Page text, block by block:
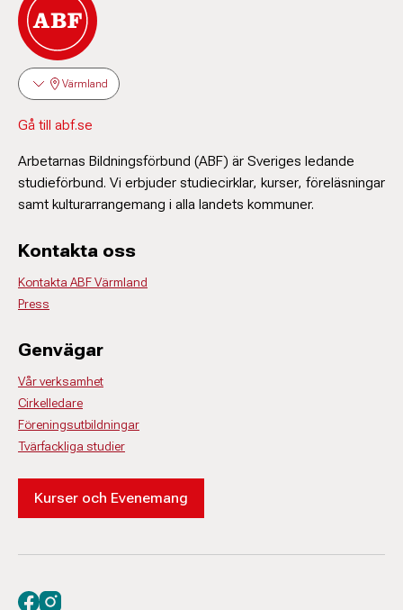
Värmland
Gå till abf.se
Arbetarnas Bildningsförbund (ABF) är Sveriges ledande
studieförbund. Vi erbjuder studiecirklar, kurser, föreläsningar
samt kulturarrangemang i alla landets kommuner.
Kontakta oss
Kontakta ABF Värmland
Press
Genvägar
Vår verksamhet
Cirkelledare
Föreningsutbildningar
Tvärfackliga studier
Kurser och Evenemang
Besök oss på facebook
Besök oss på instagram